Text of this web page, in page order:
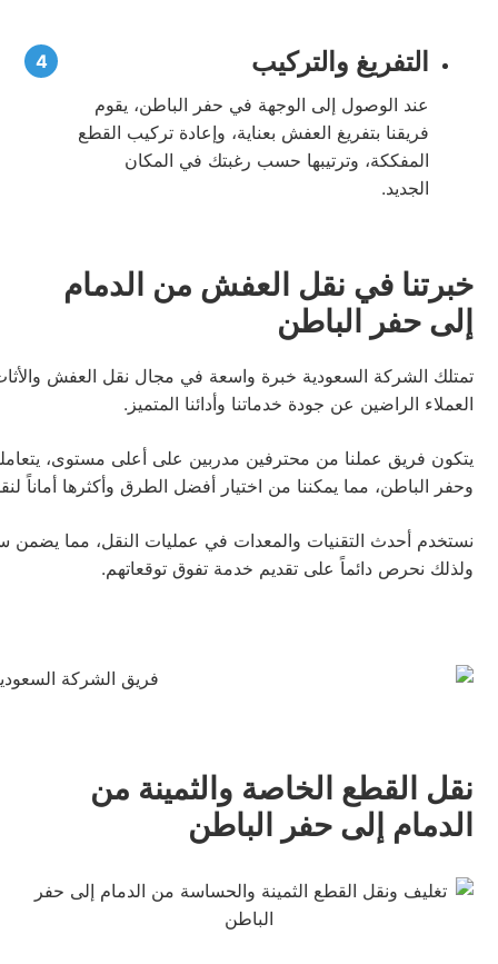
التفريغ والتركيب
عند الوصول إلى الوجهة في حفر الباطن، يقوم
فريقنا بتفريغ العفش بعناية، وإعادة تركيب القطع
المفككة، وترتيبها حسب رغبتك في المكان
الجديد.
خبرتنا في نقل العفش من الدمام
إلى حفر الباطن
تمتلك الشركة السعودية خبرة واسعة في مجال نقل العفش
العملاء الراضين عن جودة خدماتنا وأدائنا المتميز.
يتكون فريق عملنا من محترفين مدربين على أعلى مستوى،
وحفر الباطن، مما يمكننا من اختيار أفضل الطرق وأكثرها أماناً
نستخدم أحدث التقنيات والمعدات في عمليات النقل، مما يضمن
ولذلك نحرص دائماً على تقديم خدمة تفوق توقعاتهم.
نقل القطع الخاصة والثمينة من
الدمام إلى حفر الباطن